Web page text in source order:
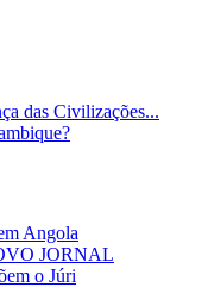
das Civilizações...
Angola
JORNAL
o Júri